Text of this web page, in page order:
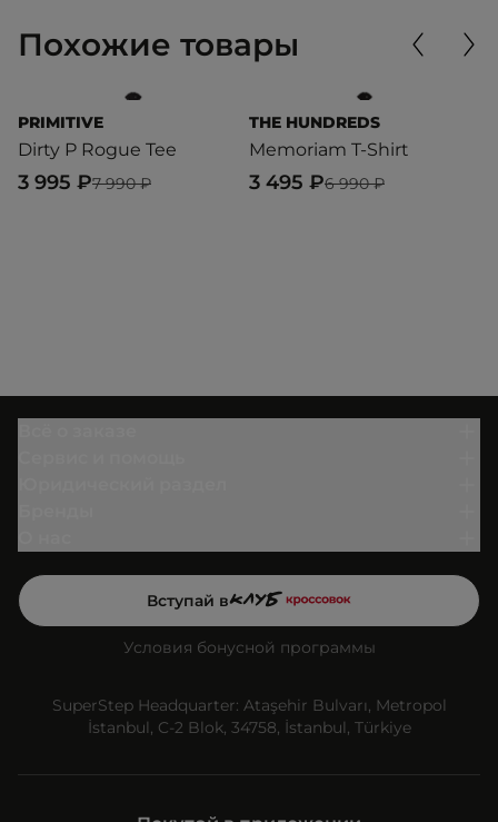
Похожие товары
PRIMITIVE
Dirty P Rogue Tee
7 990 ₽
3 995 ₽
THE HUNDREDS
Memoriam T-Shirt
6 990 ₽
3 495 ₽
Вступай в
Условия бонусной программы
SuperStep Headquarter: Ataşehir Bulvarı, Metropol
İstanbul, C-2 Blok, 34758, İstanbul, Türkiye